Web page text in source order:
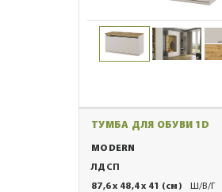
ТУМБА ДЛЯ ОБУВИ 1D
MODERN
ЛДСП
87,6 x 48,4 x 41 (см)
Ш/В/Г